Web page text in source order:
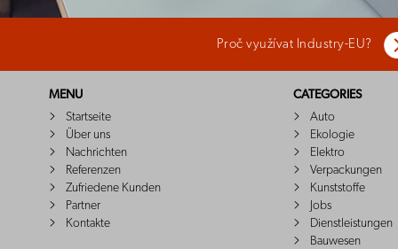
Proč využívat Industry-EU?
MENU
Startseite
Über uns
Nachrichten
Referenzen
Zufriedene Kunden
Partner
Kontakte
CATEGORIES
Auto
Ekologie
Elektro
Verpackungen
Kunststoffe
Jobs
Dienstleistungen
Bauwesen